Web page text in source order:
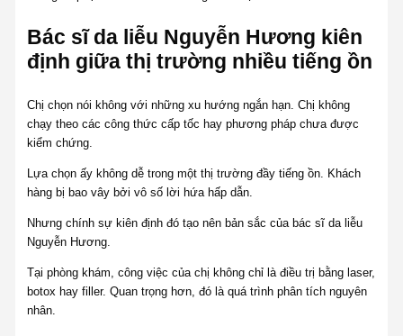
Bác sĩ da liễu Nguyễn Hương kiên
định giữa thị trường nhiều tiếng ồn
Chị chọn nói không với những xu hướng ngắn hạn. Chị không
chạy theo các công thức cấp tốc hay phương pháp chưa được
kiểm chứng.
Lựa chọn ấy không dễ trong một thị trường đầy tiếng ồn. Khách
hàng bị bao vây bởi vô số lời hứa hấp dẫn.
Nhưng chính sự kiên định đó tạo nên bản sắc của bác sĩ da liễu
Nguyễn Hương.
Tại phòng khám, công việc của chị không chỉ là điều trị bằng laser,
botox hay filler. Quan trọng hơn, đó là quá trình phân tích nguyên
nhân.